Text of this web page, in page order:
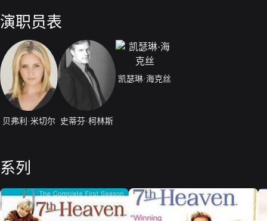
演职员表
贝弗利·米切尔 史蒂芬·柯林斯
凯瑟琳·海克丝
系列